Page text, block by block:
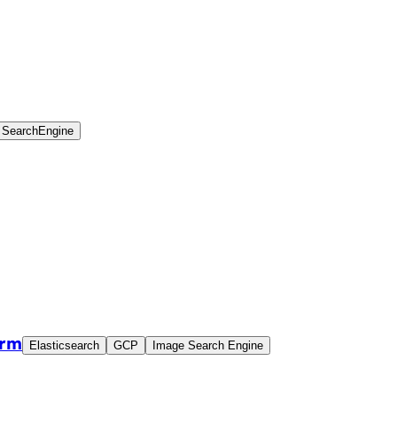
SearchEngine
Elasticsearch GCP Image Search Engine